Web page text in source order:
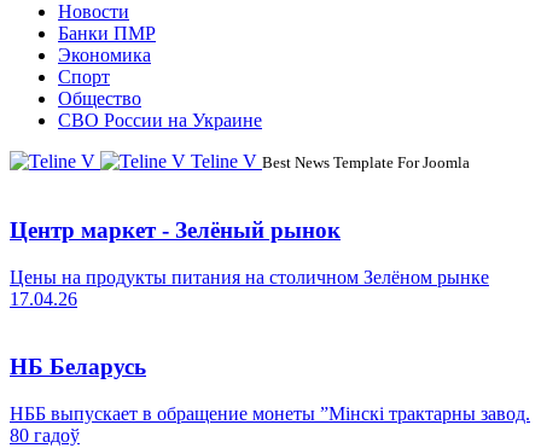
Новости
Банки ПМР
Экономика
Спорт
Общество
СВО России на Украине
Teline V Best News Template For Joomla
Центр маркет - Зелёный рынок
Цены на продукты питания на столичном Зелёном рынке
17.04.26
НБ Беларусь
НББ выпускает в обращение монеты ”Мінскі трактарны завод.
80 гадоў